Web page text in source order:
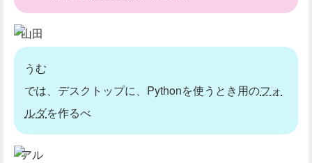
山田
うむ
では、デスクトップに、Pythonを使うとき用のフォ
ルダを作るべ
アル